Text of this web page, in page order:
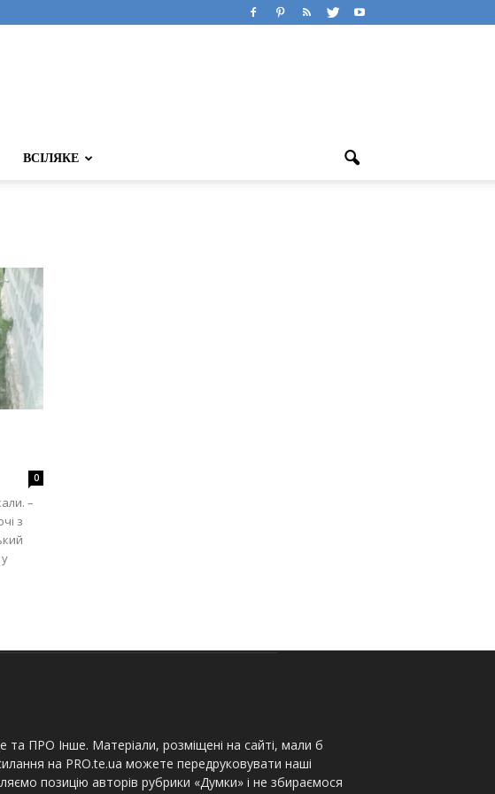
ВСІЛЯКЕ
0
–
з
ПРО Інше. Матеріали, розміщені на сайті, мали б
на PRO.te.ua можете передруковувати наші
позицію авторів рубрики «Думки» і не збираємося